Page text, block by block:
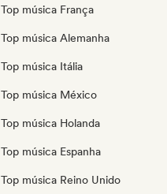
Top música França
Top música Alemanha
Top música Itália
Top música México
Top música Holanda
Top música Espanha
Top música Reino Unido